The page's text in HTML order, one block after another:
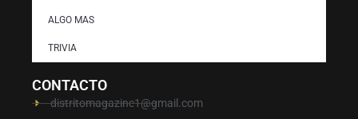
ALGO MAS
TRIVIA
CONTACTO
distritomagazine1@gmail.com